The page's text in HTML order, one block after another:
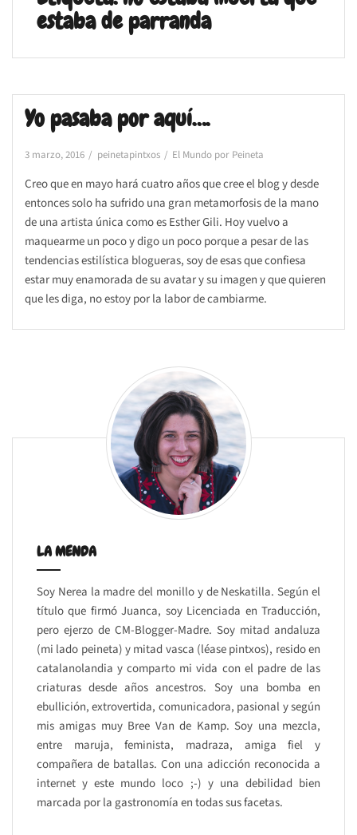
estaba de parranda
Yo pasaba por aquí….
3 marzo, 2016 peinetapintxos El Mundo por Peineta
Creo que en mayo hará cuatro años que cree el blog y desde
entonces solo ha sufrido una gran metamorfosis de la mano
de una artista única como es Esther Gili. Hoy vuelvo a
maquearme un poco y digo un poco porque a pesar de las
tendencias estilística blogueras, soy de esas que confiesa
estar muy enamorada de su avatar y su imagen y que quieren
que les diga, no estoy por la labor de cambiarme.
LA MENDA
Soy Nerea la madre del monillo y de Neskatilla. Según el
título que firmó Juanca, soy Licenciada en Traducción,
pero ejerzo de CM-Blogger-Madre. Soy mitad andaluza
(mi lado peineta) y mitad vasca (léase pintxos), resido en
catalanolandia y comparto mi vida con el padre de las
criaturas desde años ancestros. Soy una bomba en
ebullición, extrovertida, comunicadora, pasional y según
mis amigas muy Bree Van de Kamp. Soy una mezcla,
entre maruja, feminista, madraza, amiga fiel y
compañera de batallas. Con una adicción reconocida a
internet y este mundo loco ;-) y una debilidad bien
marcada por la gastronomía en todas sus facetas.